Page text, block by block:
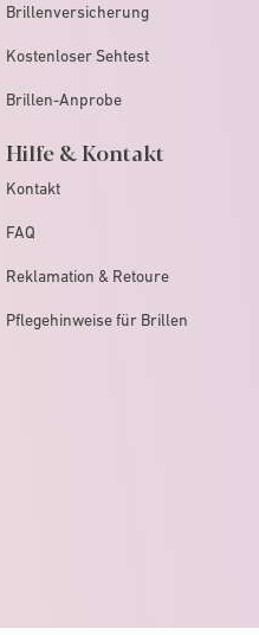
Brillenversicherung
Kostenloser Sehtest
Brillen-Anprobe
Hilfe & Kontakt
Kontakt
FAQ
Reklamation & Retoure
Pflegehinweise für Brillen